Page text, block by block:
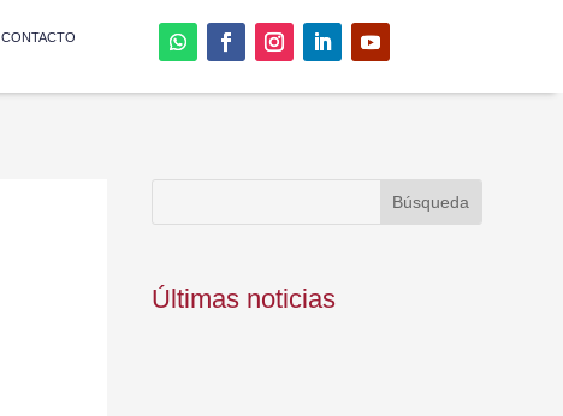
CONTACTO
Últimas noticias